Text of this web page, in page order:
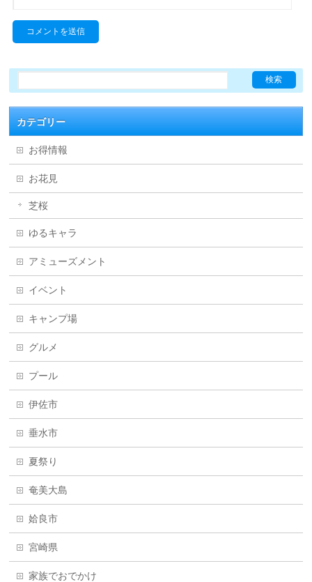
カテゴリー
お得情報
お花見
芝桜
ゆるキャラ
アミューズメント
イベント
キャンプ場
グルメ
プール
伊佐市
垂水市
夏祭り
奄美大島
姶良市
宮崎県
家族でおでかけ